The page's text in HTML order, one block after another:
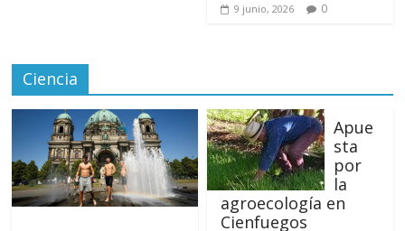
9 junio, 2026 0
Ciencia
Apue
sta
por
la
agroecología en
Cienfuegos